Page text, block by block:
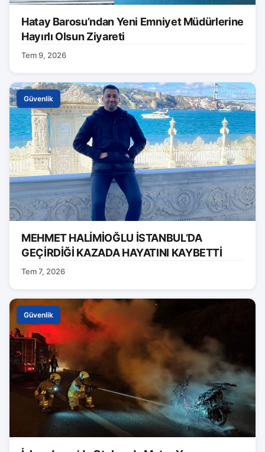
Hatay Barosu’ndan Yeni Emniyet Müdürlerine
Hayırlı Olsun Ziyareti
Tem 9, 2026
Güvenlik
MEHMET HALİMİOĞLU İSTANBUL’DA
GEÇİRDİĞİ KAZADA HAYATINI KAYBETTİ
Tem 7, 2026
Güvenlik